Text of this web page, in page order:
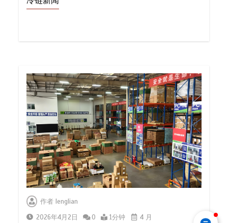
作者 lenglian
2026年4月2日
0 1分钟 4 月